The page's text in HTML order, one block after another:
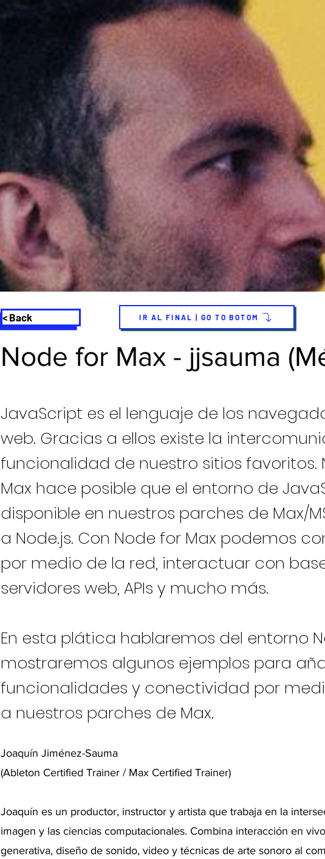
< Back IR AL FINAL | GO TO BOTOM
Node for Max - jjsauma
JavaScript es el lenguaje de los
web. Gracias a ellos existe la
funcionalidad de nuestro sitios favoritos.
Max hace posible que el entorno de
disponible en nuestros parches de Max/
a Node.js. Con Node for Max podemos
por medio de la red, interactuar con
servidores web, APIs y mucho más.
En esta plática hablaremos del entorno
mostraremos algunos ejemplos para
funcionalidades y conectividad por
a nuestros parches de Max.
Joaquín Jiménez-Sauma
(Ableton Certified Trainer / Max Certified Trainer)
Joaquín es un productor, instructor y artista que trabaja en la
imagen y las ciencias computacionales. Combina interacción en
generativa, diseño de sonido, video y técnicas de arte sonoro al